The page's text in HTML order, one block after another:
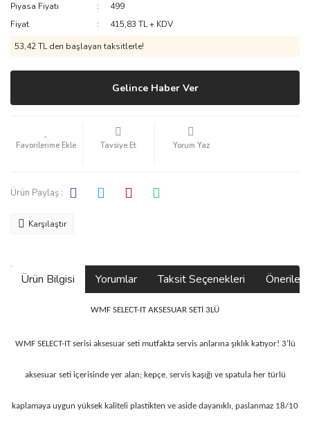
Piyasa Fiyatı
499
Fiyat
415,83 TL + KDV
53,42 TL den başlayan taksitlerle!
Gelince Haber Ver
Tavsiye Et Yorum Yaz
Ürün Paylaş :
Karşılaştır
Ürün Bilgisi Yorumlar Taksit Seçenekleri
WMF SELECT-IT AKSESUAR SETİ 3LÜ
WMF SELECT-IT serisi aksesuar seti mutfakta servis anlarına şıklık katıyor! 3’lü
aksesuar seti içerisinde yer alan; kepçe, servis kaşığı ve spatula her türlü
kaplamaya uygun yüksek kaliteli plastikten ve aside dayanıklı, paslanmaz 18/10